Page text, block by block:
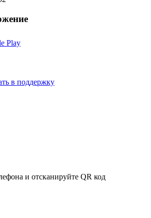
Play
в поддержку
и отсканируйте QR код